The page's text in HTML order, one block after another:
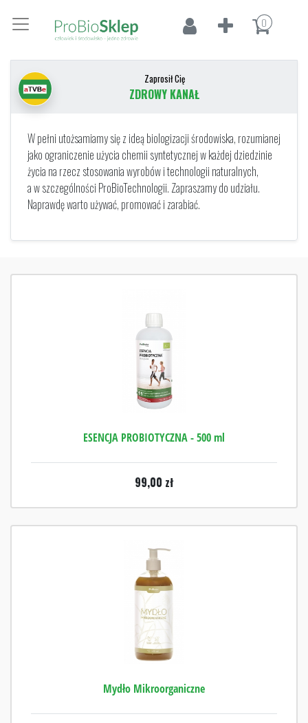
0
Zaprosił Cię
ZDROWY KANAŁ
W pełni utożsamiamy się z ideą biologizacji środowiska, rozumianej
jako ograniczenie użycia chemii syntetycznej w każdej dziedzinie
życia na rzecz stosowania wyrobów i technologii naturalnych,
a w szczególności ProBioTechnologii. Zapraszamy do udziału.
Naprawdę warto używać, promować i zarabiać.
ESENCJA PROBIOTYCZNA - 500 ml
99,00 zł
Mydło Mikroorganiczne